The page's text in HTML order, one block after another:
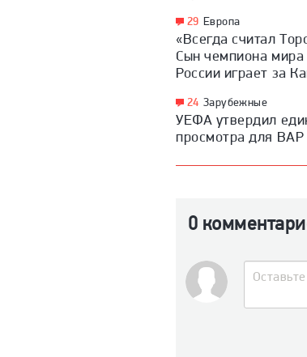
29 Европа
«Всегда считал
Сын чемпиона мира
России играет за
24 Зарубежные
УЕФА утвердил
просмотра для ВАР
0